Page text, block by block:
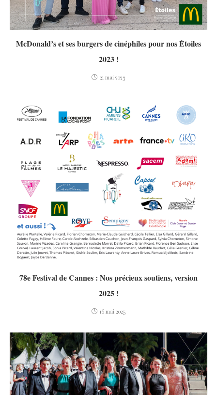
McDonald’s et ses burgers de cinéphiles pour nos Étoiles
2023 !
21 mai 2023
78e Festival de Cannes : Nos précieux soutiens, version
2025 !
16 mai 2025